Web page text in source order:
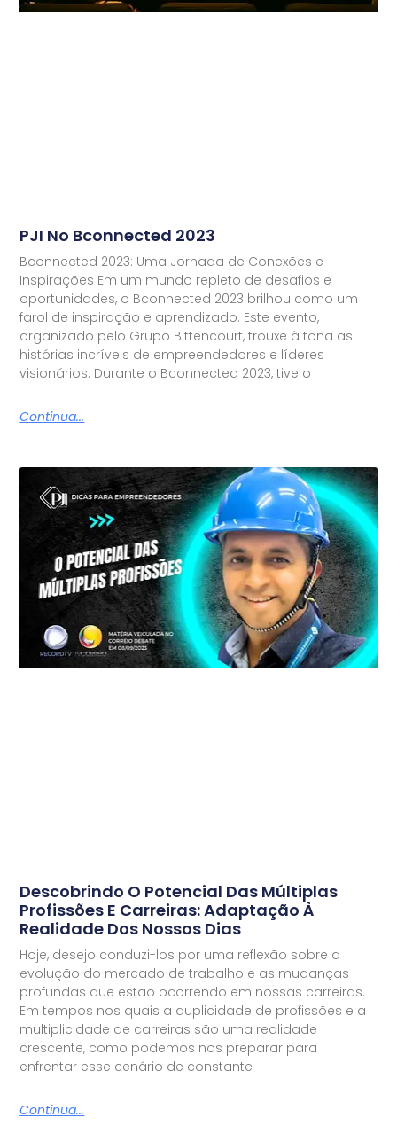
PJI No Bconnected 2023
Bconnected 2023: Uma Jornada de Conexões e
Inspirações Em um mundo repleto de desafios e
oportunidades, o Bconnected 2023 brilhou como um
farol de inspiração e aprendizado. Este evento,
organizado pelo Grupo Bittencourt, trouxe à tona as
histórias incríveis de empreendedores e líderes
visionários. Durante o Bconnected 2023, tive o
Continua...
Descobrindo O Potencial Das Múltiplas
Profissões E Carreiras: Adaptação À
Realidade Dos Nossos Dias
Hoje, desejo conduzi-los por uma reflexão sobre a
evolução do mercado de trabalho e as mudanças
profundas que estão ocorrendo em nossas carreiras.
Em tempos nos quais a duplicidade de profissões e a
multiplicidade de carreiras são uma realidade
crescente, como podemos nos preparar para
enfrentar esse cenário de constante
Continua...